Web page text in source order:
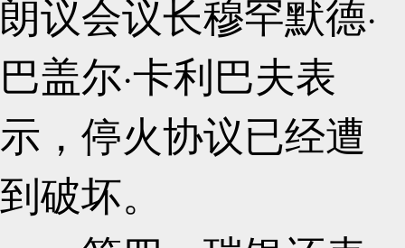
朗议会议长穆罕默德·
巴盖尔·卡利巴夫表
示，停火协议已经遭
到破坏。